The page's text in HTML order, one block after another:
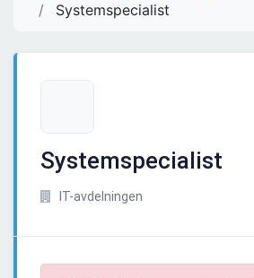
Systemspecialist
Systemspecialist
IT-avdelningen